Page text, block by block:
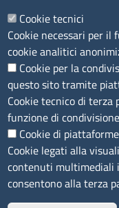
P.IVA01047570906
Codice Fiscale
Codice Univoco per
LINK UTILI
Segnalazione di
Amministrazione
Accesso riservato
Cookie tecnici
Cookie necessari per
cookie analitici
Cookie per la
questo sito tramite
Cookie tecnico di terza
funzione di
Cookie di
Cookie legati alla
contenuti multimediali
consentono alla terza